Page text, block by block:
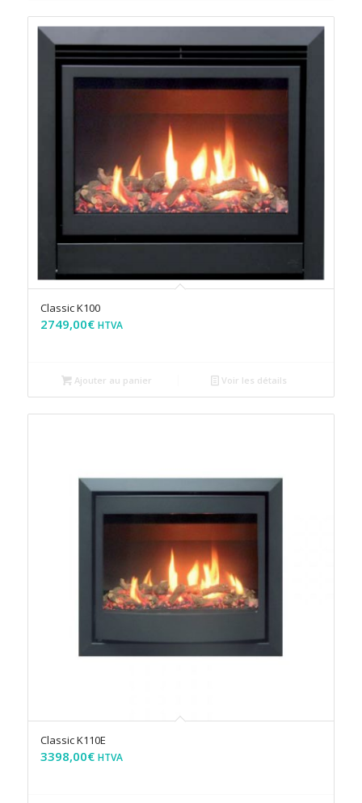
Classic K100
2749,00€ HTVA
Ajouter au panier Voir les détails
Classic K110E
3398,00€ HTVA